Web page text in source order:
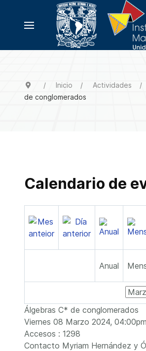
Inicio Actividades
de conglomerados
Calendario de
Anual
Álgebras C* de conglomerados
Viernes 08 Marzo 2024,
Accesos : 1298
Contacto Myriam Hernández y